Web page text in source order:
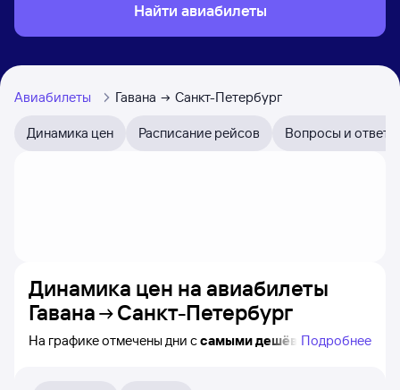
Найти авиабилеты
Авиабилеты Гавана Санкт-Петербург
Динамика цен Расписание рейсов Вопросы и ответы
Динамика цен на авиабилеты
Гавана
Санкт-Петербург
На графике отмечены дни ссамыми дешёвымиПодробнее